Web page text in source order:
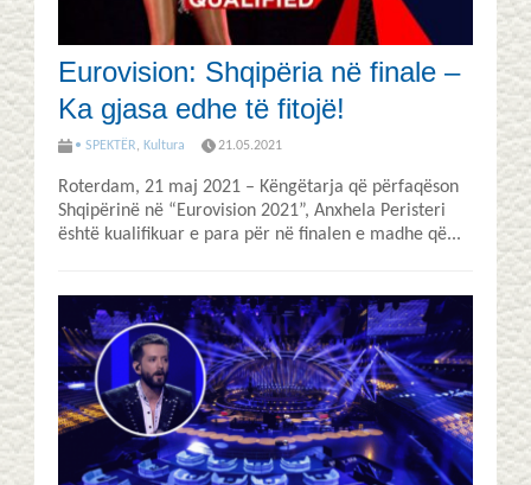
Eurovision: Shqipëria në finale –
Ka gjasa edhe të fitojë!
• SPEKTËR, Kultura 21.05.2021
Roterdam, 21 maj 2021 – Këngëtarja që përfaqëson
Shqipërinë në “Eurovision 2021”, Anxhela Peristeri
është kualifikuar e para për në finalen e madhe që...